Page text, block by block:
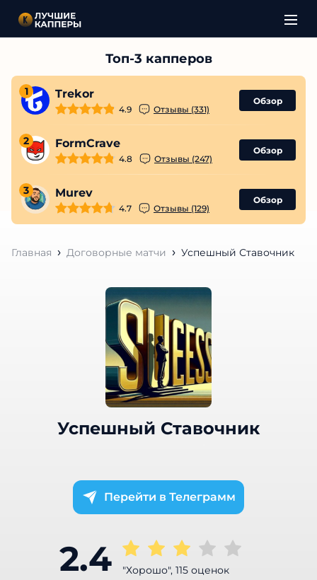
1 Trekor
4.9 Отзывы (331)
Обзор
2 FormCrave
4.8 Отзывы (247)
Обзор
3 Murev
4.7 Отзывы (129)
Обзор
Главная Договорные матчи Успешный Ставочник
Успешный Ставочник
Телеграмм
2.4 "Хорошо", 115 оценок